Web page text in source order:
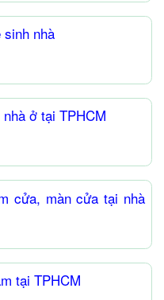
nhà
ở tại TPHCM
cửa, màn cửa tại nhà
tại TPHCM